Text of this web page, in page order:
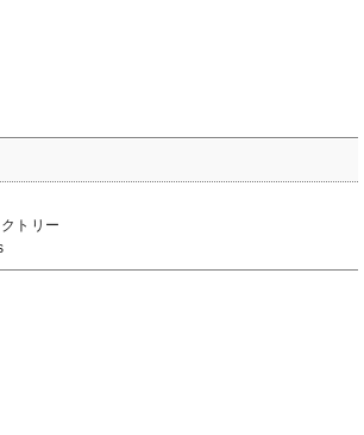
トリー